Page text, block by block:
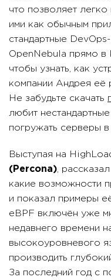
что позволяет легко
ими как обычным
стандартные
OpenNebula прямо в
чтобы узнать, как
компании Андрея её
Не забудьте скачать
любит
погружать серверы в
Выступая на
(Percona) ,
какие возможности
и показал примеры
eBPF включён уже
недавнего времени
высокоуровневого
производить
За последний год с